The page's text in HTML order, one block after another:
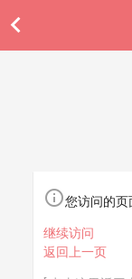

您访问的页
继续访问
返回上一页